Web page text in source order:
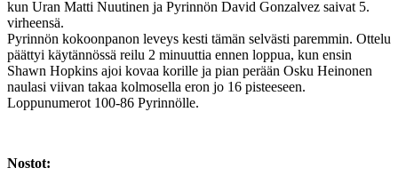
kun Uran Matti Nuutinen ja Pyrinnön David Gonzalvez saivat 5.
virheensä.
Pyrinnön kokoonpanon leveys kesti tämän selvästi paremmin. Ottelu
päättyi käytännössä reilu 2 minuuttia ennen loppua, kun ensin
Shawn Hopkins ajoi kovaa korille ja pian perään Osku Heinonen
naulasi viivan takaa kolmosella eron jo 16 pisteeseen.
Loppunumerot 100-86 Pyrinnölle.
Nostot: